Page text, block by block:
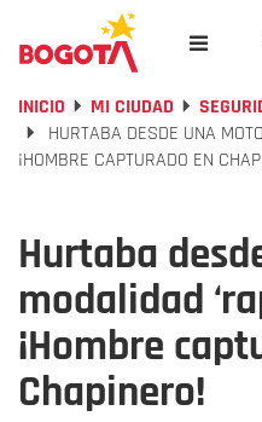
INICIO MI CIUDAD
HURTABA DESDE UNA
¡HOMBRE CAPTURADO EN
Hurtaba
modalidad
¡Hombre
Chapinero!